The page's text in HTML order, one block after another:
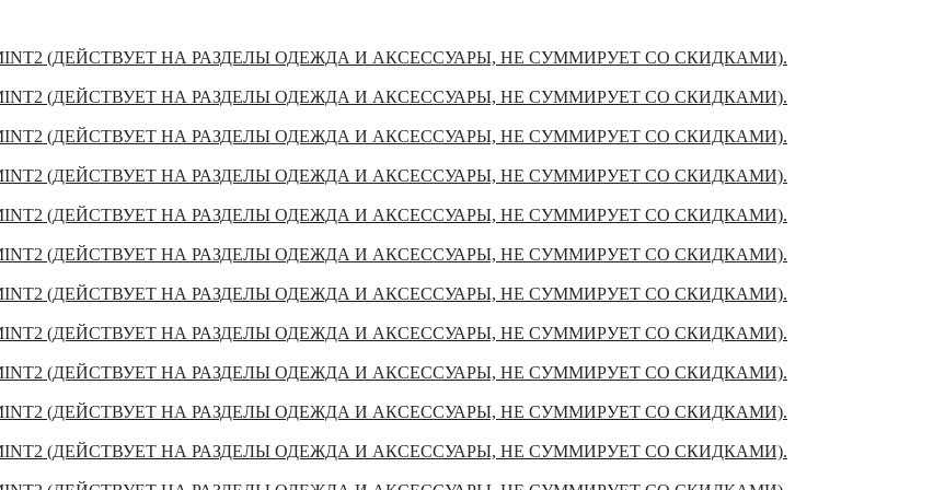
(ДЕЙСТВУЕТ НА РАЗДЕЛЫ ОДЕЖДА И АКСЕССУАРЫ, НЕ СУММИРУЕТ СО СКИДКАМИ).
(ДЕЙСТВУЕТ НА РАЗДЕЛЫ ОДЕЖДА И АКСЕССУАРЫ, НЕ СУММИРУЕТ СО СКИДКАМИ).
(ДЕЙСТВУЕТ НА РАЗДЕЛЫ ОДЕЖДА И АКСЕССУАРЫ, НЕ СУММИРУЕТ СО СКИДКАМИ).
(ДЕЙСТВУЕТ НА РАЗДЕЛЫ ОДЕЖДА И АКСЕССУАРЫ, НЕ СУММИРУЕТ СО СКИДКАМИ).
(ДЕЙСТВУЕТ НА РАЗДЕЛЫ ОДЕЖДА И АКСЕССУАРЫ, НЕ СУММИРУЕТ СО СКИДКАМИ).
(ДЕЙСТВУЕТ НА РАЗДЕЛЫ ОДЕЖДА И АКСЕССУАРЫ, НЕ СУММИРУЕТ СО СКИДКАМИ).
(ДЕЙСТВУЕТ НА РАЗДЕЛЫ ОДЕЖДА И АКСЕССУАРЫ, НЕ СУММИРУЕТ СО СКИДКАМИ).
(ДЕЙСТВУЕТ НА РАЗДЕЛЫ ОДЕЖДА И АКСЕССУАРЫ, НЕ СУММИРУЕТ СО СКИДКАМИ).
(ДЕЙСТВУЕТ НА РАЗДЕЛЫ ОДЕЖДА И АКСЕССУАРЫ, НЕ СУММИРУЕТ СО СКИДКАМИ).
(ДЕЙСТВУЕТ НА РАЗДЕЛЫ ОДЕЖДА И АКСЕССУАРЫ, НЕ СУММИРУЕТ СО СКИДКАМИ).
(ДЕЙСТВУЕТ НА РАЗДЕЛЫ ОДЕЖДА И АКСЕССУАРЫ, НЕ СУММИРУЕТ СО СКИДКАМИ).